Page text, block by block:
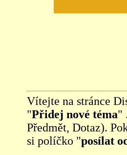
Vítejte na stránce
"Přidej nové téma"
Předmět, Dotaz).
si políčko "posílat